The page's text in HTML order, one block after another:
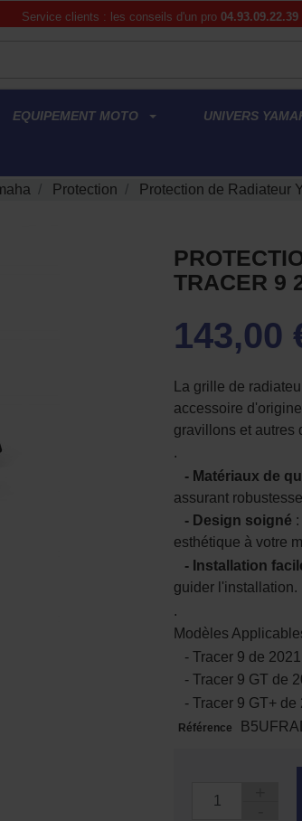
Service clients : les conseils d'un pro 04.93.09.22.39
EQUIPEMENT MOTO UNIVERS
Protection Protection de Radiateur
TRACER 9
143,00
La grille de
accessoire
gravillons et autres
.
- Matériaux de
assurant
- Design soigné
esthétique à votre
- Installation
guider l'installation.
.
Modèles
- Tracer 9 de
- Tracer 9 GT de
- Tracer 9 GT+ de
Référence